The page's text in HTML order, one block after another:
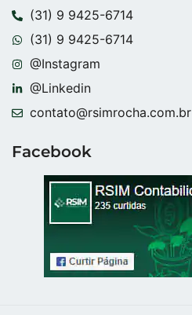
(31) 9 9425-6714
(31) 9 9425-6714
@Instagram
@Linkedin
contato@rsimrocha.com.br
Facebook